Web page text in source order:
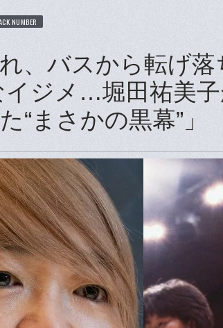
NUMBER
、バスから転げ
イジメ…堀田祐美
“まさかの黒幕”」